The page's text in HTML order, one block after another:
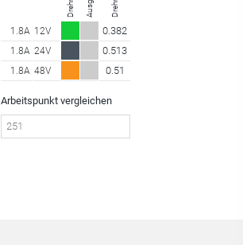
1.8A 12V 0.382
1.8A 24V 0.513
1.8A 48V 0.51
Arbeitspunkt vergleichen